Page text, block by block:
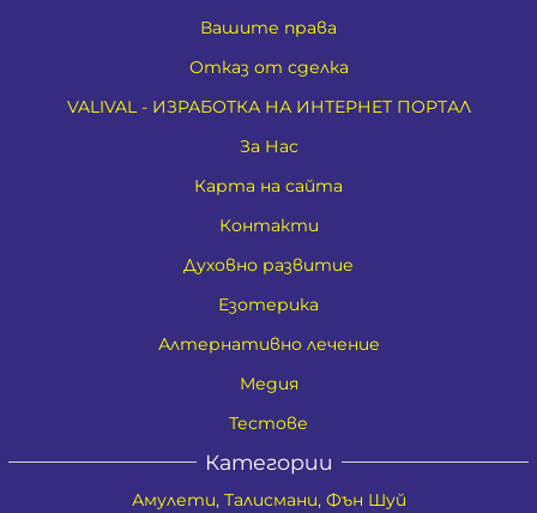
Вашите права
Отказ от сделка
VALIVAL - ИЗРАБОТКА НА ИНТЕРНЕТ ПОРТАЛ
За Нас
Карта на сайта
Контакти
Духовно развитие
Езотерика
Алтернативно лечение
Медия
Тестове
Категории
Амулети, Талисмани, Фън Шуй